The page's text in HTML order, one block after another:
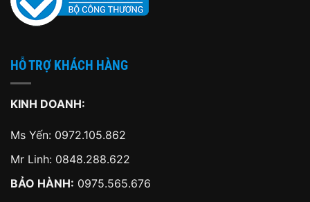
HỖ TRỢ KHÁCH HÀNG
KINH DOANH:
Ms Yến: 0972.105.862
Mr Linh: 0848.288.622
BẢO HÀNH: 0975.565.676